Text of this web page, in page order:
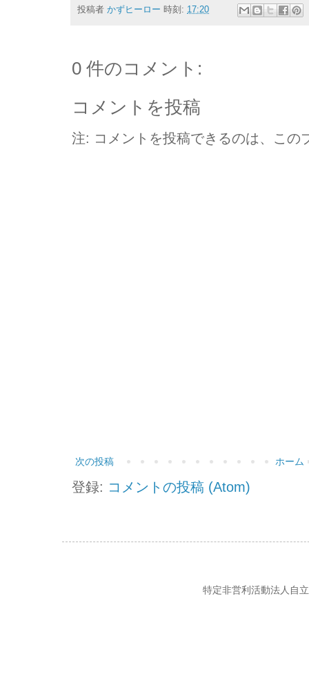
投稿者 かずヒーロー 時刻: 17:20
0 件のコメント:
コメントを投稿
注: コメントを投稿できるのは、この
次の投稿 ホーム
登録: コメントの投稿 (Atom)
特定非営利活動法人自